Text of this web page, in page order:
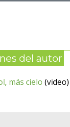
del autor
más cielo (video)